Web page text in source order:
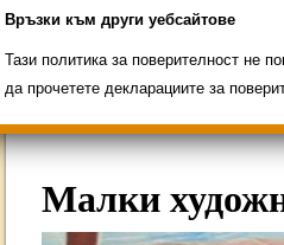
Свободни места за
ИНОВАЦИЯ 2026
Малки
Връзки към други уебсайтове
Тази политика за поверителност не
да прочетете декларациите за